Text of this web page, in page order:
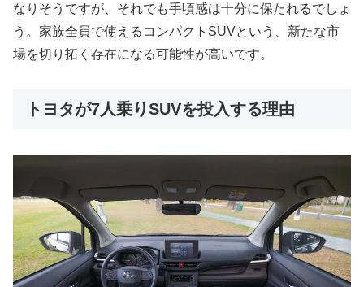
なりそうですが、それでも手頃感は十分に保たれるでしょ
う。家族全員で使えるコンパクトSUVという、新たな市
場を切り拓く存在になる可能性が高いです。
トヨタが7人乗りSUVを投入する理由